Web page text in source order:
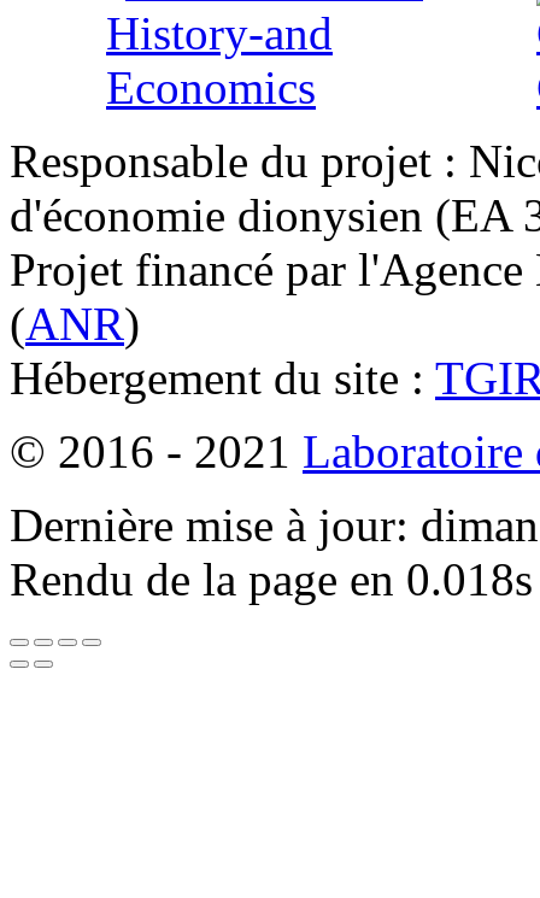
Responsable du projet :
d'économie dionysien
Projet financé par l'Agence
(ANR)
Hébergement du site :
© 2016 - 2021 Laboratoire
Dernière mise à jour:
Rendu de la page en 0.018s